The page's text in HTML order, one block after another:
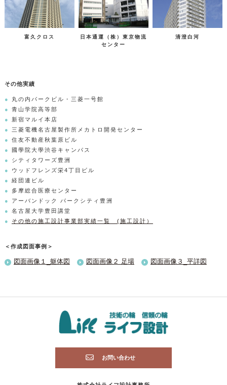
富久クロス
日本通運（株）東京物流
センター
清澄白河
その他実績
丸の内パークビル・三菱一号館
青山学院高等部
新宿マルイ本店
三菱電機名古屋製作所メカトロ開発センター
住友不動産秋葉原ビル
國學院大學渋谷キャンパス
シティタワーズ豊洲
ウッドフレンズ栄4丁目ビル
経団連ビル
多摩総合医療センター
アーバンドック パークシティ豊洲
名古屋大学豊田講堂
その他の施工設計事業部実績一覧 (施工設計）
＜作成図面事例＞
図面画像１_躯体図 図面画像２ 足場 図面画像３_平詳図
お問い合わせ